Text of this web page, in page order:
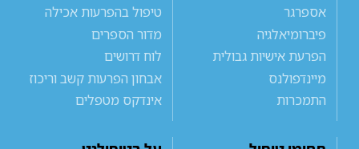
אספרגר
פיברומיאלגיה
הפרעת אישיות גבולית
מיינדפולנס
התמכרות
טיפול בהפרעות אכילה
מדור הספרים
לוח דרושים
אבחון הפרעות קשב וריכוז
אינדקס מטפלים